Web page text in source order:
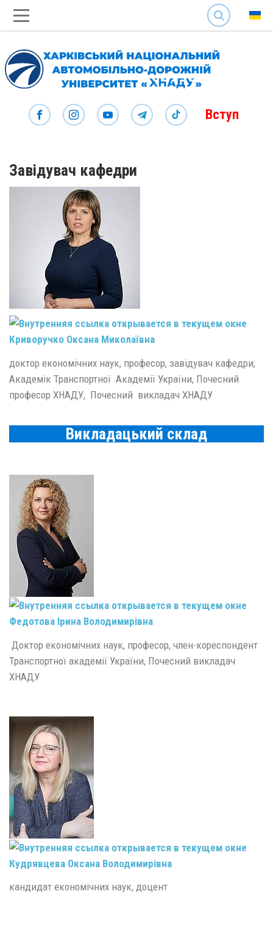
SEARCH
Вступ
Завідувач кафедри
Криворучко Оксана Миколаївна
доктор економічних наук, професор, завідувач кафедри,
Академік Транспортної Академії України, Почесний
професор ХНАДУ, Почесний викладач ХНАДУ
Викладацький склад
Федотова Ірина Володимирівна
Доктор економічних наук, професор, член-кореспондент
Транспортної академії України, Почесний викладач
ХНАДУ
Кудрявцева Оксана Володимирівна
кандидат економічних наук, доцент